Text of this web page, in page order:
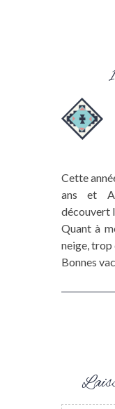
Cette
ans et
découvert
Quant à
neige, trop
Bonnes